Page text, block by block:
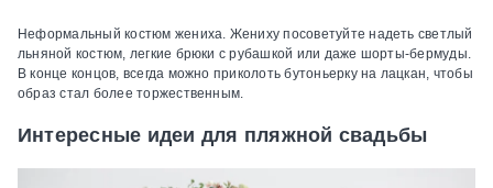
Неформальный костюм жениха. Жениху посоветуйте надеть светлый
льняной костюм, легкие брюки с рубашкой или даже шорты-бермуды.
В конце концов, всегда можно приколоть бутоньерку на лацкан, чтобы
образ стал более торжественным.
Интересные идеи для пляжной свадьбы